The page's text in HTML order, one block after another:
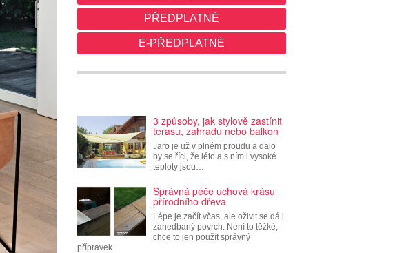
PŘEDPLATNÉ
E-PŘEDPLATNÉ
3 způsoby, jak stylově zastínit
terasu, zahradu nebo balkon
Jaro je už v plném proudu a dalo
by se říci, že léto a s ním i vysoké
teploty jsou…
Správná péče uchová krásu
přírodního dřeva
Lépe je začít včas, ale oživit se dá i
zanedbaný povrch. Není to těžké,
chce to jen použít správný
přípravek.